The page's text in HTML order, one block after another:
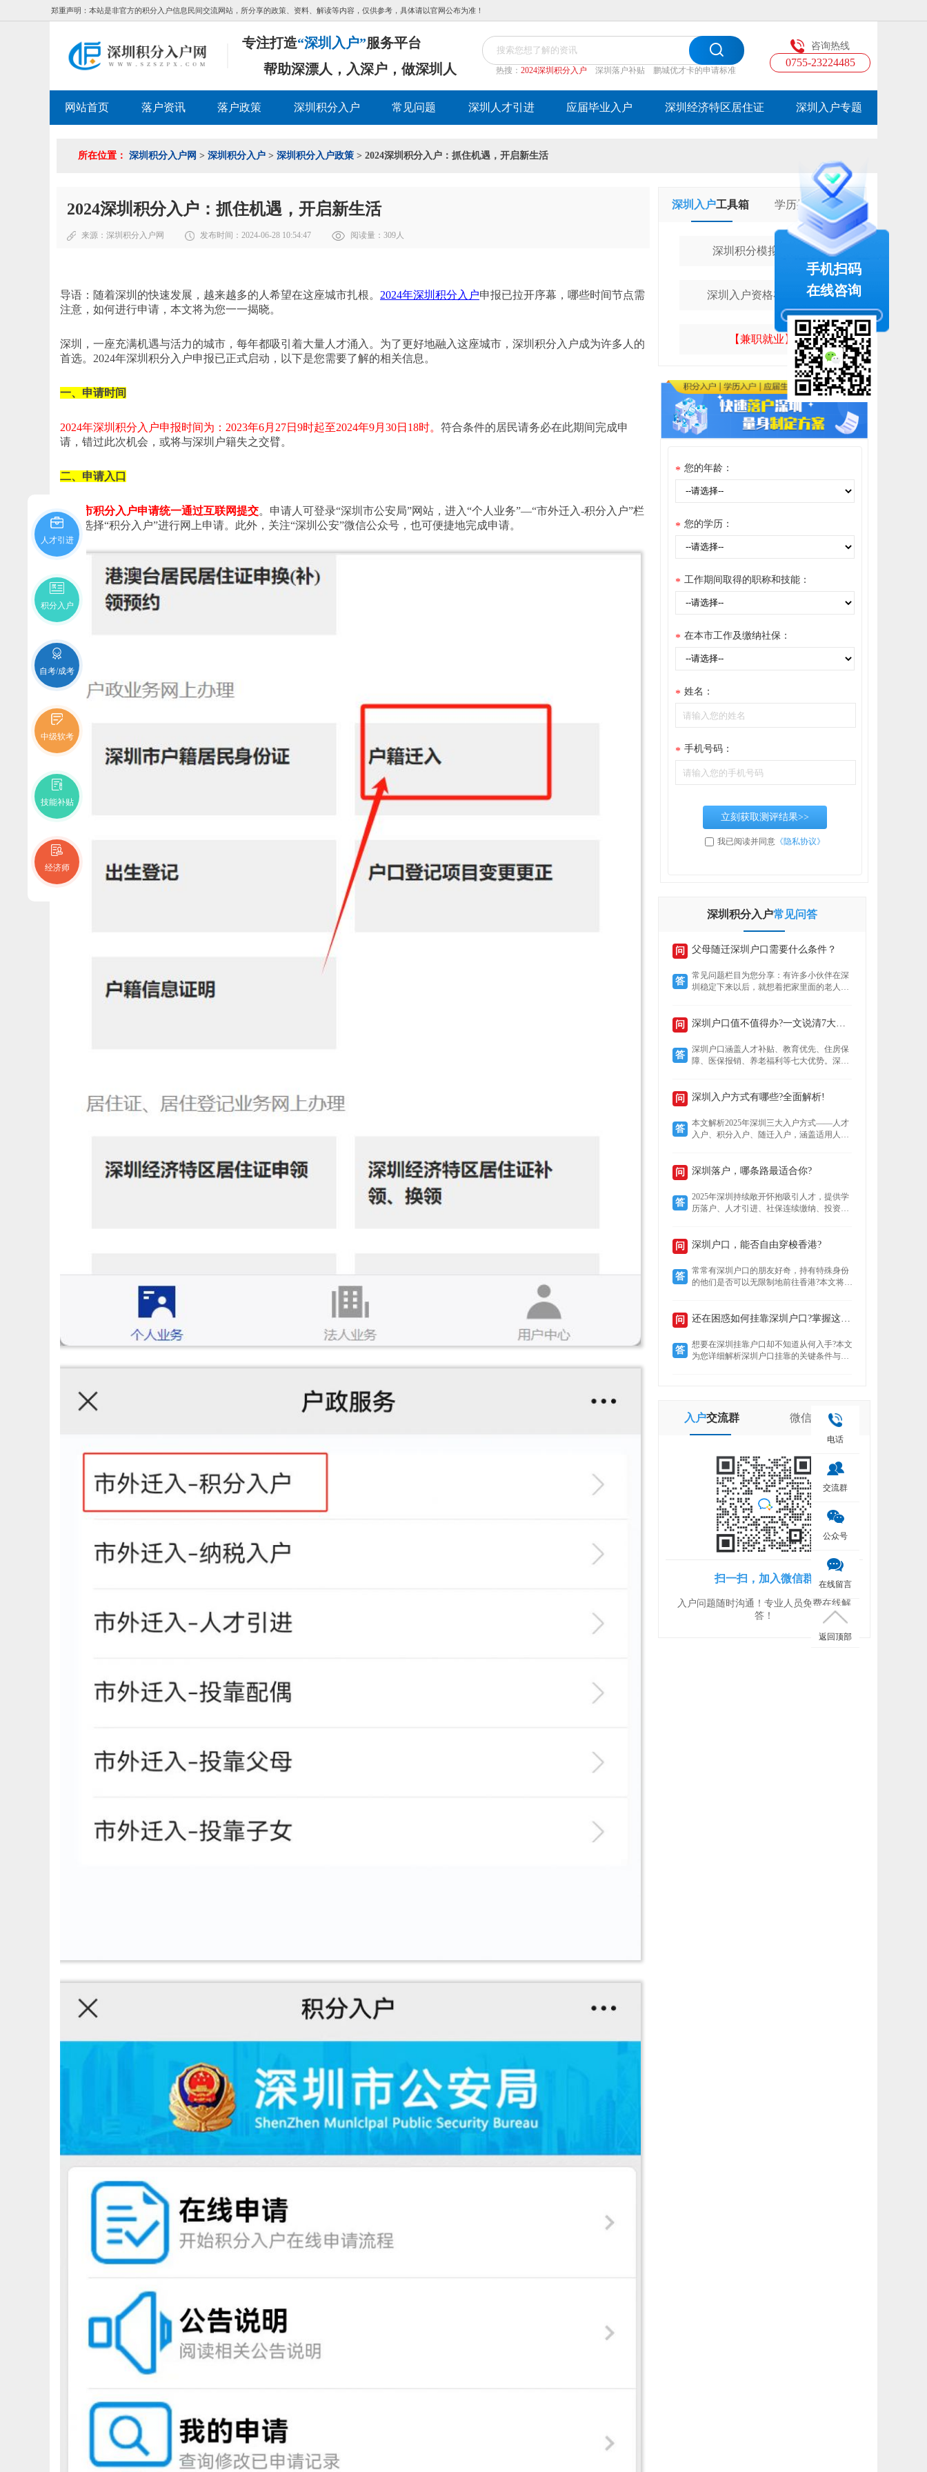
郑重声明：本站是非官方的积分入户信息民间交流网站，所分享的政策、资料、解读等内容，仅供参考，具体请以官网公布为准！
专注打造“深圳入户”服务平台
帮助深漂人，入深户，做深圳人
热搜： 2024深圳积分入户 深圳落户补贴 鹏城优才卡的申请标准
咨询热线
0755-23224485
网站首页 落户资讯 落户政策 深圳积分入户 常见问题 深圳人才引进 应届毕业入户 深圳经济特区居住证 深圳入户专题
所在位置： 深圳积分入户网 > 深圳积分入户 > 深圳积分入户政策 > 2024深圳积分入户：抓住机遇，开启新生活
2024深圳积分入户：抓住机遇，开启新生活
来源：深圳积分入户网 发布时间：2024-06-28 10:54:47 阅读量：309人
导语：随着深圳的快速发展，越来越多的人希望在这座城市扎根。 2024年深圳积分入户申报已拉开序幕，哪些时间节点需
注意，如何进行申请，本文将为您一一揭晓。
深圳，一座充满机遇与活力的城市，每年都吸引着大量人才涌入。为了更好地融入这座城市，深圳积分入户成为许多人的
首选。2024年深圳积分入户申报已正式启动，以下是您需要了解的相关信息。
一、申请时间
2024年深圳积分入户申报时间为：2023年6月27日9时起至2024年9月30日18时。 符合条件的居民请务必在此期间完成申
请，错过此次机会，或将与深圳户籍失之交臂。
二、申请入口
深圳市积分入户申请统一通过互联网提交。申请人可登录“深圳市公安局”网站，进入“个人业务”—“市外迁入-积分入户”栏
目，选择“积分入户”进行网上申请。此外，关注“深圳公安”微信公众号，也可便捷地完成申请。
深圳入户工具箱 学历提升工具箱
深圳积分模拟计算器
深圳入户资格在线测评
【兼职就业】
* 您的年龄：
* 您的学历：
* 工作期间取得的职称和技能：
* 在本市工作及缴纳社保：
* 姓名：
* 手机号码：
立刻获取测评结果>>
我已阅读并同意 《隐私协议》
深圳积分入户常见问答
问 父母随迁深圳户口需要什么条件？
答
常见问题栏目为您分享：有许多小伙伴在深
圳稳定下来以后，就想着把家里面的老人接
以后有什么好处？然后再来了解，父母随迁
问 深圳户口值不值得办?一文说清7大核心优势!
答
深圳户口涵盖人才补贴、教育优先、住房保
障、医保报销、养老福利等七大优势。深户
比例高达95%，退休养老金更高，且支持全
价值。
问 深圳入户方式有哪些?全面解析!
答
本文解析2025年深圳三大入户方式——人才
入户、积分入户、随迁入户，涵盖适用人
历要求但竞争激烈，随迁入户条件宽松，助
问 深圳落户，哪条路最适合你?
答
2025年深圳持续敞开怀抱吸引人才，提供学
历落户、人才引进、社保连续缴纳、投资创
定就业者还是创业者，总有一条通道助你扎
自身条件，是高效落户的关键。
问 深圳户口，能否自由穿梭香港?
答
常常有深圳户口的朋友好奇，持有特殊身份
的他们是否可以无限制地前往香港?本文将揭
问 还在困惑如何挂靠深圳户口?掌握这些要点轻松...
答
想要在深圳挂靠户口却不知道从何入手?本文
为您详细解析深圳户口挂靠的关键条件与所
入户交流群 微信 公众号
扫一扫，加入微信群
入户问题随时沟通！专业人员免费在线解
答！
人才引进
积分入户
自考/成考
中级软考
技能补贴
经济师
手机扫码
在线咨询
电话
交流群
公众号
在线留言
返回顶部